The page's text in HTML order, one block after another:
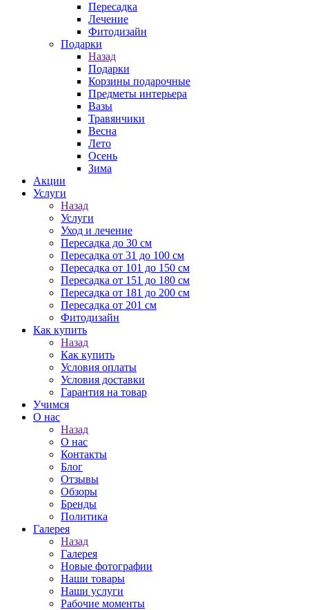
Пересадка
Лечение
Фитодизайн
Подарки
Назад
Подарки
Корзины подарочные
Предметы интерьера
Вазы
Травянчики
Весна
Лето
Осень
Зима
Акции
Услуги
Назад
Услуги
Уход и лечение
Пересадка до 30 см
Пересадка от 31 до 100 см
Пересадка от 101 до 150 см
Пересадка от 151 до 180 см
Пересадка от 181 до 200 см
Пересадка от 201 см
Фитодизайн
Как купить
Назад
Как купить
Условия оплаты
Условия доставки
Гарантия на товар
Учимся
О нас
Назад
О нас
Контакты
Блог
Отзывы
Обзоры
Бренды
Политика
Галерея
Назад
Галерея
Новые фотографии
Наши товары
Наши услуги
Рабочие моменты